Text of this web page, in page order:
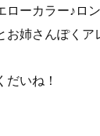
ローカラー♪ロ
お姉さんぽくア
だいね！